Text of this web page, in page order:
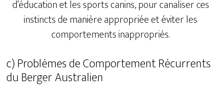
d’éducation et les sports canins, pour canaliser ces
instincts de manière appropriée et éviter les
comportements inappropriés.
c) Problèmes de Comportement Récurrents
du Berger Australien